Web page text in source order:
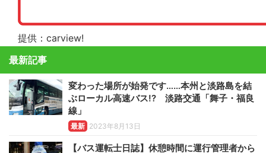
提供：carview!
最新記事
変わった場所が始発です……本州と淡路島を結
ぶローカル高速バス!? 淡路交通「舞子・福良
線」
最新 2023年8月13日
【バス運転士日誌】休憩時間に運行管理者から